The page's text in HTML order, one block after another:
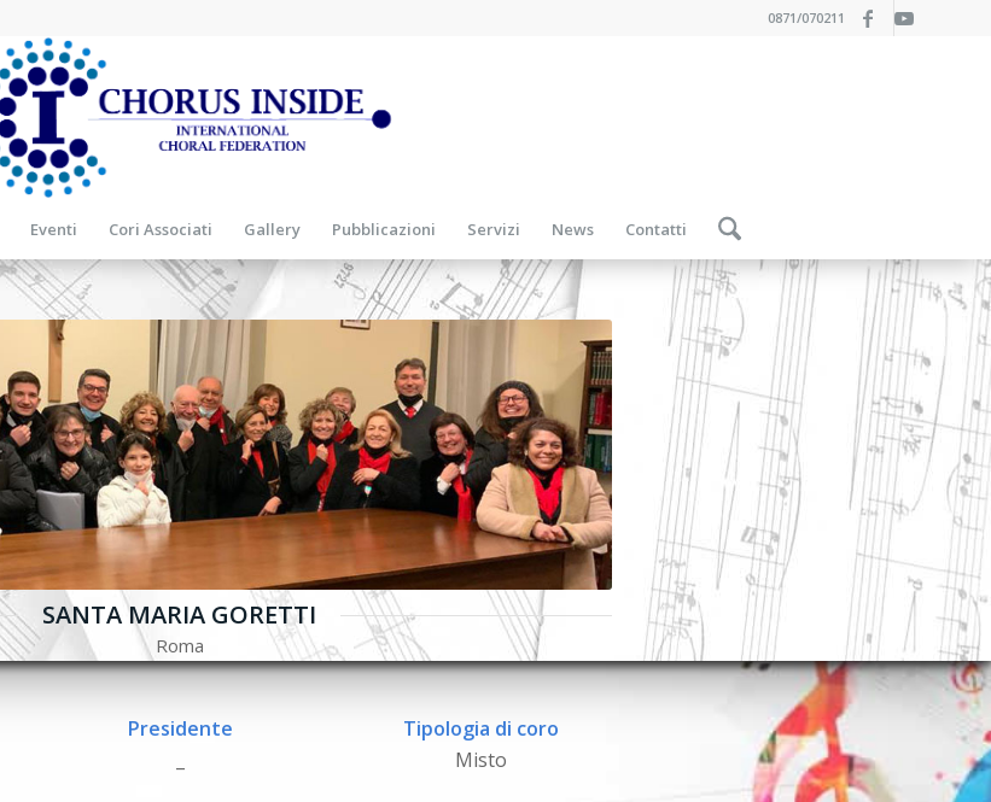
0871/070211
Eventi Cori Associati Gallery Pubblicazioni Servizi News Contatti
SANTA MARIA GORETTI
Roma
Presidente
Tipologia di coro
Misto